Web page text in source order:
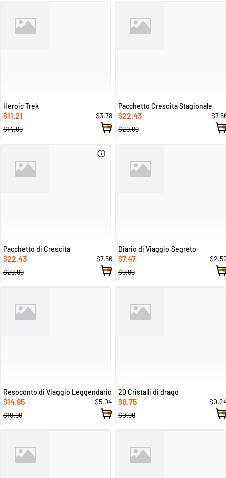
Heroic Trek
$11.21
-$3.78
$14.99
Pacchetto Crescita Stagionale
$22.43
-
$29.99
Pacchetto di Crescita
$22.43
-$7.56
$29.99
Diario di Viaggio Segreto
$7.47
-
$9.99
Resoconto di Viaggio Leggendario
$14.95
-$5.04
$19.99
20 Cristalli di drago
$0.75
-
$0.99